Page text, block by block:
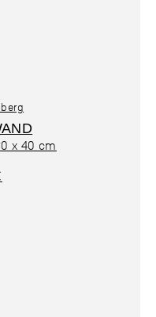
x 40 cm